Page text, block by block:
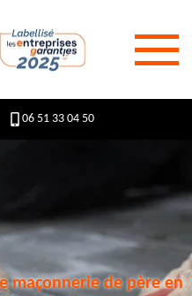
06 51 33 04 50
maçonnerie de père en